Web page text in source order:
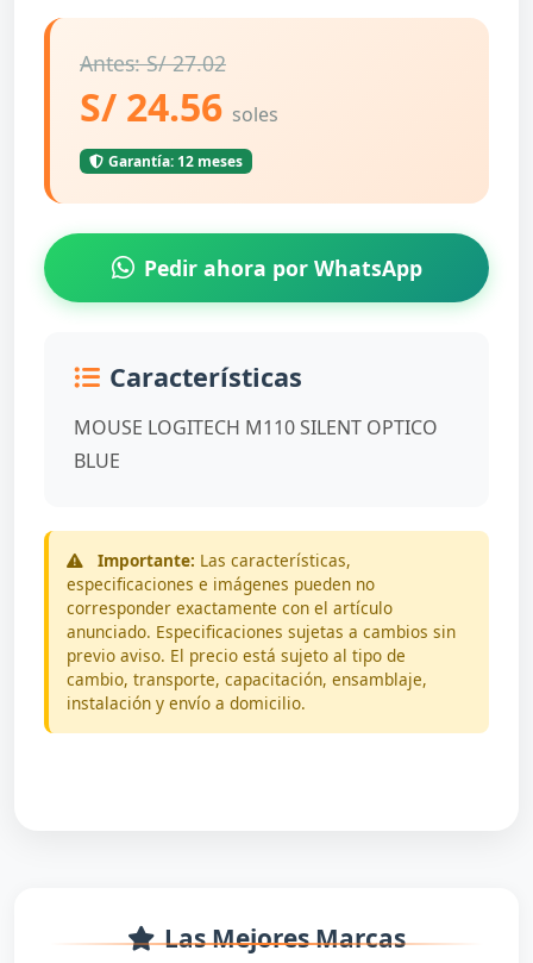
Antes: S/ 27.02
S/ 24.56 soles
Garantía: 12 meses
Pedir ahora por WhatsApp
Características
MOUSE LOGITECH M110 SILENT OPTICO
BLUE
Importante: Las características,
especificaciones e imágenes pueden no
corresponder exactamente con el artículo
anunciado. Especificaciones sujetas a cambios sin
previo aviso. El precio está sujeto al tipo de
cambio, transporte, capacitación, ensamblaje,
instalación y envío a domicilio.
Las Mejores Marcas